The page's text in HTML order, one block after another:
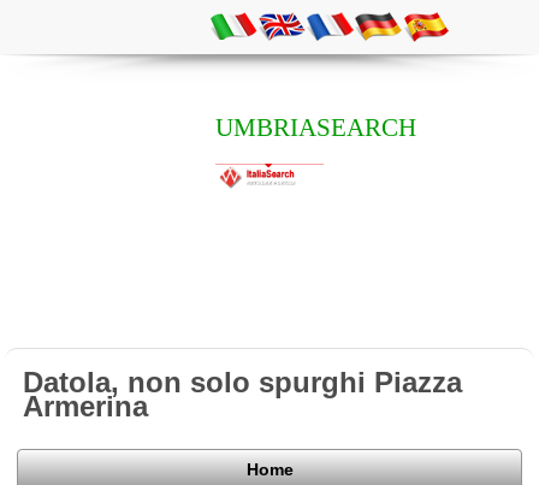
UMBRIASEARCH
Datola, non solo spurghi Piazza
Armerina
Home